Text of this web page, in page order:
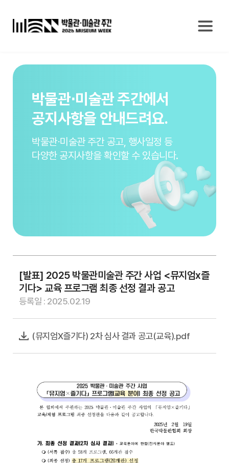
박물관⋅미술관 주간에서
공지사항을 안내드려요.
박물관⋅미술관 주간 공고, 행사일정 등
다양한 공지사항을 확인할 수 있습니다.
[발표] 2025 박물관미술관 주간 사업 <뮤지엄x즐
기다> 교육 프로그램 최종 선정 결과 공고
등록일 : 2025.02.19
(뮤지엄X즐기다) 2차 심사 결과 공고(교육).pdf